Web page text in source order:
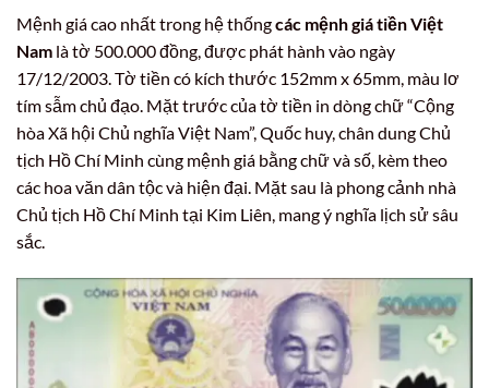
Mệnh giá cao nhất trong hệ thốngcác mệnh giá tiền Việt
Nam là tờ 500.000 đồng, được phát hành vào ngày
17/12/2003. Tờ tiền có kích thước 152mm x 65mm, màu lơ
tím sẫm chủ đạo. Mặt trước của tờ tiền in dòng chữ “Cộng
hòa Xã hội Chủ nghĩa Việt Nam”, Quốc huy, chân dung Chủ
tịch Hồ Chí Minh cùng mệnh giá bằng chữ và số, kèm theo
các hoa văn dân tộc và hiện đại. Mặt sau là phong cảnh nhà
Chủ tịch Hồ Chí Minh tại Kim Liên, mang ý nghĩa lịch sử sâu
sắc.